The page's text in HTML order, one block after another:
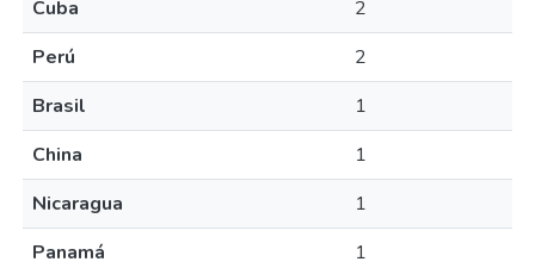
Cuba
2
Perú
2
Brasil
1
China
1
Nicaragua
1
Panamá
1